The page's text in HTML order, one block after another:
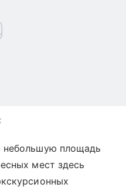
небольшую площадь
мест здесь